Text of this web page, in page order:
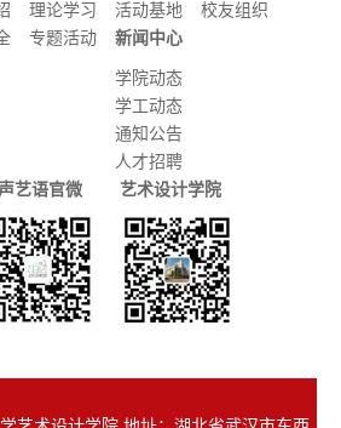
理论学习
专题活动
活动基地
校友组织
新闻中心
学院动态
学工动态
通知公告
人才招聘
艺语官微 艺术设计学院